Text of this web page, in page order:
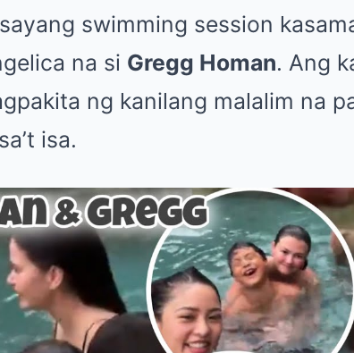
swimming session
na si Gregg Homan. Ang
ng kanilang malalim na
isa.